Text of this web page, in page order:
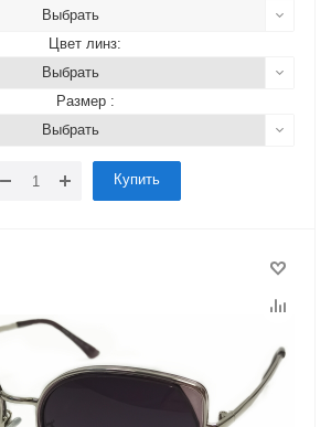
Выбрать
Цвет линз:
Выбрать
Размер :
Выбрать
Купить